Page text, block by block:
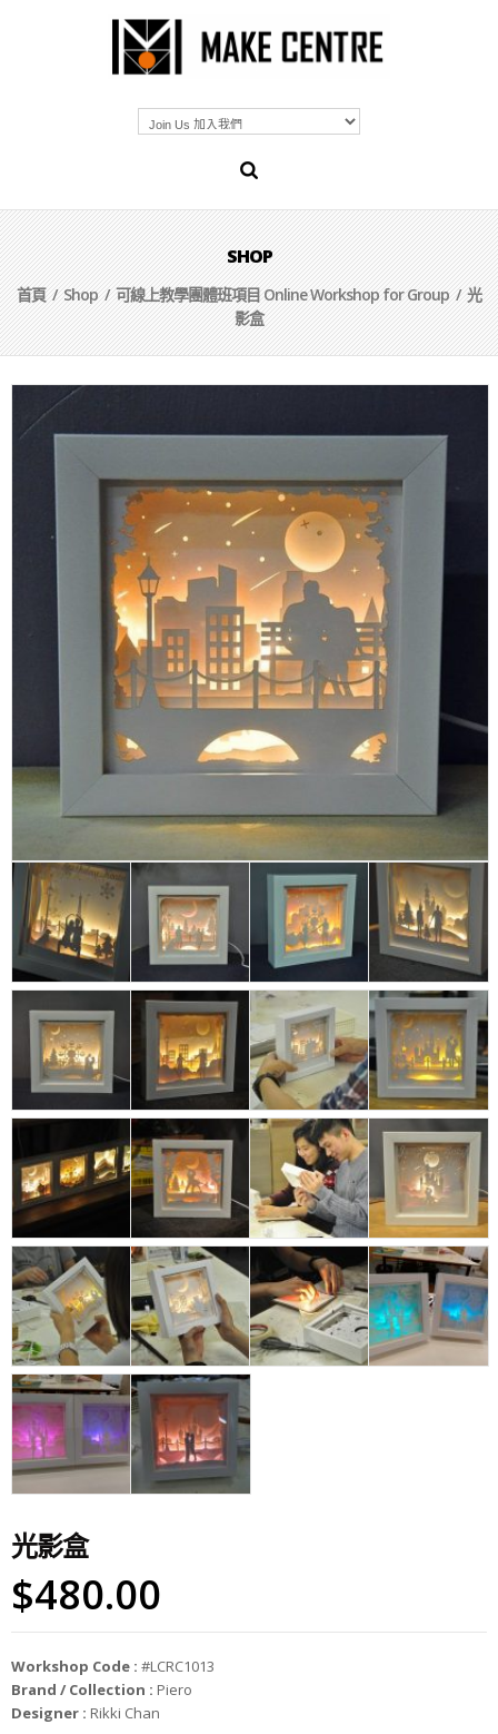
SHOP
首頁/Shop/可線上教學團體班項目 Online Workshop for Group/ 光
影盒
光影盒
$480.00
Workshop Code : #LCRC1013
Brand / Collection : Piero
Designer : Rikki Chan